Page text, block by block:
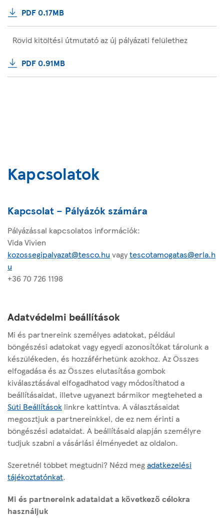
PDF 0.17MB
Rövid kitöltési útmutató az új pályázati felülethez
PDF 0.91MB
Kapcsolatok
Kapcsolat – Pályázók számára
Pályázással kapcsolatos információk:
Vida Vivien
kozossegipalyazat@tesco.hu vagytescotamogatas@erla.h
u
+36 70 726 1198
Kapcsolat – A sajtó képviselői számára
Sajtókapcsolatok:
sajto@tesco.hu
Az oldalról
Modernkori Rabszolgaság Elleni Nyilatkozat
Adatvédelmi beállítások
Mi és partnereink személyes adatokat, például
böngészési adatokat vagy egyedi azonosítókat tárolunk a
készülékeden, és hozzáférhetünk azokhoz. Az Összes
elfogadása és az Összes elutasítása gombok
kiválasztásával elfogadhatod vagy módosíthatod a
beállításaidat, illetve ugyanezt bármikor megteheted a
Süti Beállítások linkre kattintva. A választásaidat
megosztjuk a partnereinkkel, de ez nem érinti a
böngészési adataidat. A beállításaid alapján személyre
tudjuk szabni a vásárlási élményedet az oldalon.
Szeretnél többet megtudni? Nézd megadatkezelési
tájékoztatónkat.
Mi és partnereink adataidat a következő célokra
használjuk